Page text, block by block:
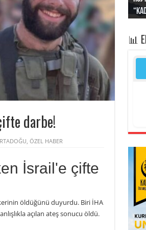
darbe!
, ÖZEL HABER
İsrail'e çifte
öldüğünü duyurdu. Biri İHA
açılan ateş sonucu öldü.
📊